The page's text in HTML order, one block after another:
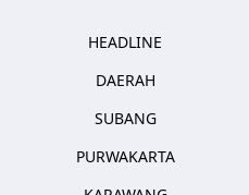
HEADLINE
DAERAH
SUBANG
PURWAKARTA